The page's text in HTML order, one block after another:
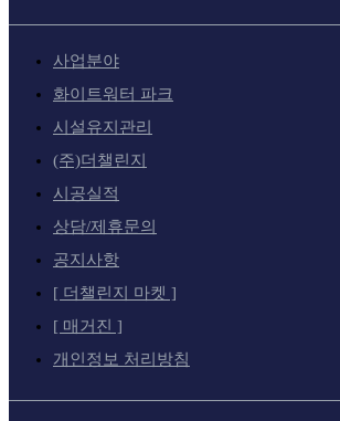
사업분야
화이트워터 파크
시설유지관리
(주)더챌린지
시공실적
상담/제휴문의
공지사항
[ 더챌린지 마켓 ]
[ 매거진 ]
개인정보 처리방침